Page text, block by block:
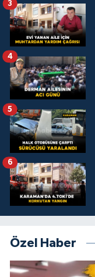
3
4
5
6
Özel Haber